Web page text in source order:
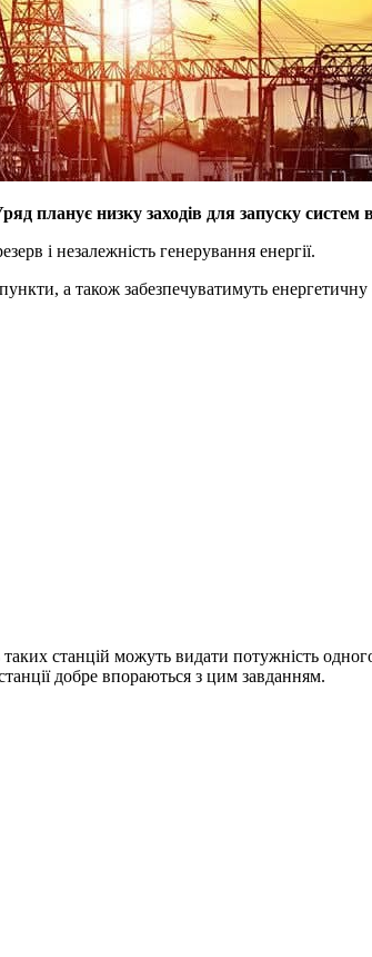
планує низку заходів для запуску систем
і незалежність генерування енергії.
а також забезпечуватимуть енергетичну
станцій можуть видати потужність
добре впораються з цим завданням.